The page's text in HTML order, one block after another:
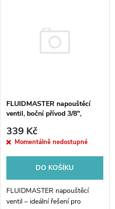
FLUIDMASTER napouštěcí
ventil, boční přívod 3/8",
339 Kč
Momentálně nedostupné
DO KOŠÍKU
FLUIDMASTER napouštěcí
ventil – ideální řešení pro